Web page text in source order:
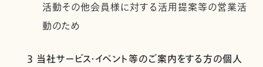
活動その他会員様に対する活用提案等の営業活
動のため
3 当社サービス・イベント等のご案内をする方の個人